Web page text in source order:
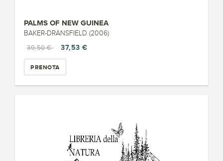
PALMS OF NEW GUINEA
BAKER-DRANSFIELD (2006)
39,50 €
37,53 €
PRENOTA